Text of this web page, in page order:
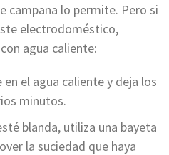
campana lo permite. Pero si
electrodoméstico,
agua caliente:
el agua caliente y deja los
minutos.
blanda, utiliza una bayeta
la suciedad que haya